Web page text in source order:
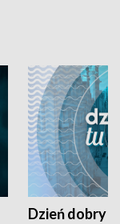
Dzień dobry